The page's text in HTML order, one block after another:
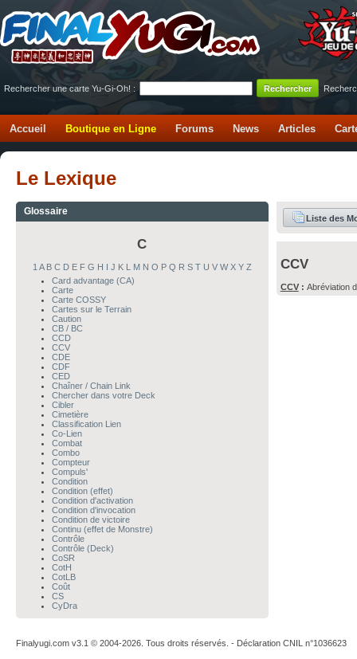
Rechercher une carte Yu-Gi-Oh! :
Accueil Boutique en Ligne Forums News Articles
Le Lexique
Glossaire
C
1 A B C D E F G H J K M N O P Q R S T U V W X Y Z
Card advantage (CA)
Carte
Carte COSSY
Cartes sur le Terrain
Caution
CB / BC
CCD
CCV
CDE
CDF
CED
Chaîner / Chain Link
Chercher dans votre Deck
Cibler
Cimetière
Classification Lien
Co-Lien
Combat
Combo
Compteur
Compuls'
Condition
Condition (effet)
Condition d'activation
Condition d'invocation
Condition de victoire
Continu (effet de Monstre)
Contrôle
Contrôle (Deck)
CoSR
CotH
CotLB
Coût
CS
CyDra
Liste des
CCV
CCV: Abréviation
Finalyugi.com v3.1 © 2004-2026. Tous droits réservés. - Déclaration CNIL n°1036623